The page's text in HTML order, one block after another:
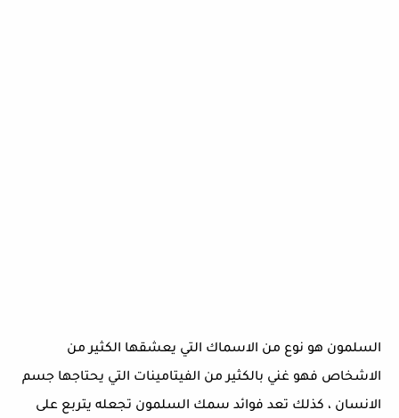
السلمون هو نوع من الاسماك التي يعشقها الكثير من
الاشخاص فهو غني بالكثير من الفيتامينات التي يحتاجها جسم
الانسان ، كذلك تعد فوائد سمك السلمون تجعله يتربع على